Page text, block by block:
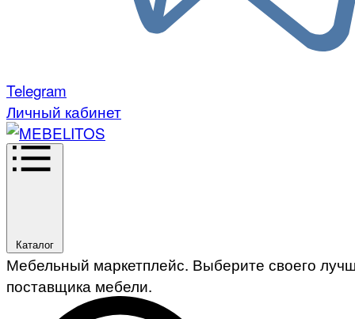
Telegram
Личный кабинет
Каталог
Мебельный маркетплейс. Выберите своего
поставщика мебели.